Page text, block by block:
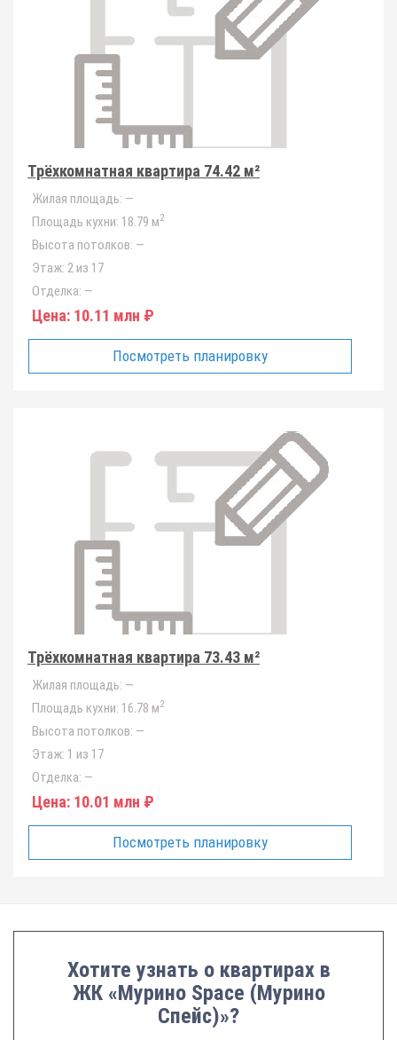
Трёхкомнатная квартира 74.42 м²
Жилая площадь: —
Площадь кухни: 18.79 м2
Высота потолков: —
Этаж: 2 из 17
Отделка: —
Цена: 10.11 млн ₽
Посмотреть планировку
Трёхкомнатная квартира 73.43 м²
Жилая площадь: —
Площадь кухни: 16.78 м2
Высота потолков: —
Этаж: 1 из 17
Отделка: —
Цена: 10.01 млн ₽
Посмотреть планировку
Хотите узнать о квартирах в
ЖК «Мурино Space (Мурино
Спейс)»?